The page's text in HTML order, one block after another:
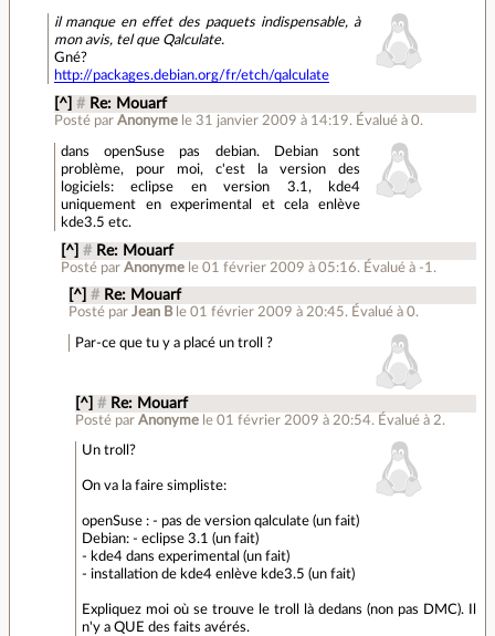
il manque en effet des paquets indispensable, à
mon avis, tel que Qalculate.
Gné?
http://packages.debian.org/fr/etch/qalculate
[^] # Re: Mouarf
Posté par Anonyme le 31 janvier 2009 à 14:19. Évalué à 0.
dans openSuse pas debian. Debian sont
problème, pour moi, c'est la version des
logiciels: eclipse en version 3.1, kde4
uniquement en experimental et cela enlève
kde3.5 etc.
[^] # Re: Mouarf
Posté parAnonyme le 01 février 2009 à 05:16. Évalué à -1 .
[^] # Re: Mouarf
Posté par Jean B le 01 février 2009 à 20:45. Évalué à 0.
Par-ce que tu y a placé un troll ?
[^] # Re: Mouarf
Posté parAnonyme le 01 février 2009 à 20:54. Évalué à 2.
Un troll?
On va la faire simpliste:
openSuse : - pas de version qalculate (un fait)
Debian: - eclipse 3.1 (un fait)
- kde4 dans experimental (un fait)
- installation de kde4 enlève kde3.5 (un fait)
Expliquez moi où se trouve le troll là dedans (non pas DMC). Il
n'y a QUE des faits avérés.